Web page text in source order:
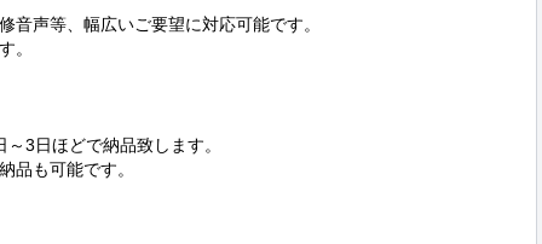
音声等、幅広いご要望に対応可能です。
。
3日ほどで納品致します。
品も可能です。